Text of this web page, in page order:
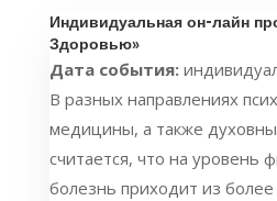
Индивидуальная он-лайн
Здоровью»
Дата события:
В разных направлениях
медицины, а также
считается, что на уровень
болезнь приходит из более